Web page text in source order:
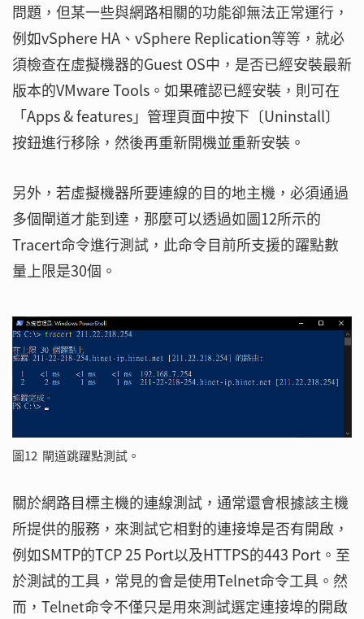
問題，但某一些與網路相關的功能卻無法正常運行，
例如vSphere HA、vSphere Replication等等，就必
須檢查在虛擬機器的Guest OS中，是否已經安裝最新
版本的VMware Tools。如果確認已經安裝，則可在
「Apps & features」管理頁面中按下〔Uninstall〕
按鈕進行移除，然後再重新開機並重新安裝。
另外，若虛擬機器所要連線的目的地主機，必須通過
多個閘道才能到達，那麼可以透過如圖12所示的
Tracert命令進行測試，此命令目前所支援的躍點數
量上限是30個。
圖12 閘道跳躍點測試。
關於網路目標主機的連線測試，通常還會根據該主機
所提供的服務，來測試它相對的連接埠是否有開啟，
例如SMTP的TCP 25 Port以及HTTPS的443 Port。至
於測試的工具，常見的會是使用Telnet命令工具。然
而，Telnet命令不僅只是用來測試選定連接埠的開啟